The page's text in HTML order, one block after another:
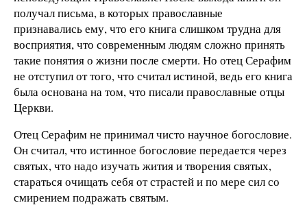
получал письма, в которых православные
признавались ему, что его книга слишком трудна для
восприятия, что современным людям сложно принять
такие понятия о жизни после смерти. Но отец Серафим
не отступил от того, что считал истиной, ведь его книга
была основана на том, что писали православные отцы
Церкви.
Отец Серафим не принимал чисто научное богословие.
Он считал, что истинное богословие передается через
святых, что надо изучать жития и творения святых,
стараться очищать себя от страстей и по мере сил со
смирением подражать святым.